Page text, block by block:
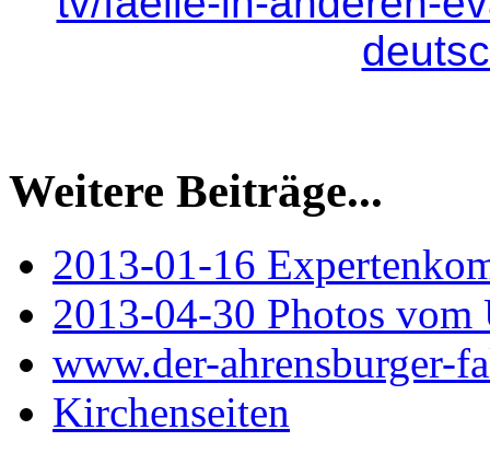
Weitere Beiträge...
2013-01-16
2013-04-30 Photos
www.der-ahrensburger-
Kirchenseiten